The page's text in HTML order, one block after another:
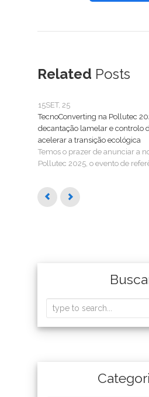
Related Posts
15SET, 25
TecnoConverting na Pollutec
decantação lamelar e controlo
acelerar a transição ecológica
Temos o prazer de anunciar a
Pollutec 2025, o evento de